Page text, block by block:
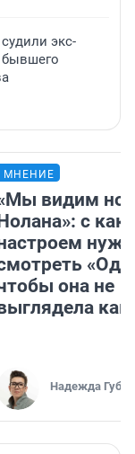
экс-
бывшего
МНЕНИЕ
видим
с
она не
как
Надежда